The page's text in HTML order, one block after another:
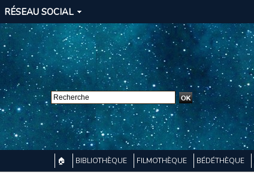
RÉSEAU SOCIAL
🏠 BIBLIOTHÈQUE FILMOTHÈQUE BÉDÉTHÈQUE